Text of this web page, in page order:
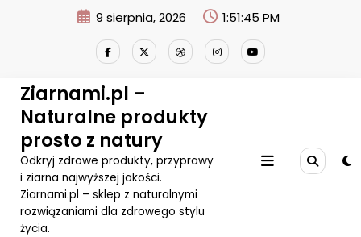
9 sierpnia, 2026 1:51:45 PM
Ziarnami.pl –
Naturalne produkty
prosto z natury
Odkryj zdrowe produkty, przyprawy
i ziarna najwyższej jakości.
Ziarnami.pl – sklep z naturalnymi
rozwiązaniami dla zdrowego stylu
życia.